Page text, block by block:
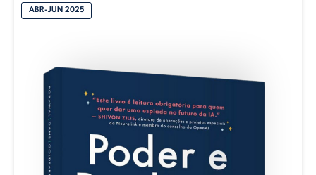
ABR-JUN 2025